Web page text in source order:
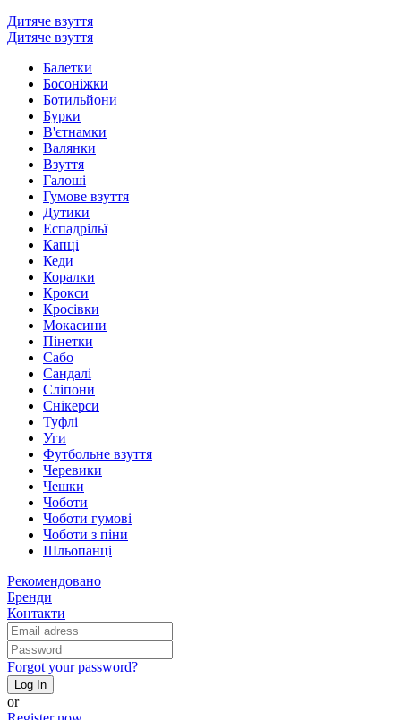
Дитяче взуття
Дитяче взуття
Балетки
Босоніжки
Ботильйони
Бурки
В'єтнамки
Валянки
Взуття
Галоші
Гумове взуття
Дутики
Еспадрільї
Капці
Кеди
Коралки
Крокси
Кросівки
Мокасини
Пінетки
Сабо
Сандалі
Сліпони
Снікерси
Туфлі
Уги
Футбольне взуття
Черевики
Чешки
Чоботи
Чоботи гумові
Чоботи з піни
Шльопанці
Рекомендовано
Бренди
Контакти
Forgot your password?
Log In
or